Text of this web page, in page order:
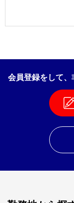
会員登録をして